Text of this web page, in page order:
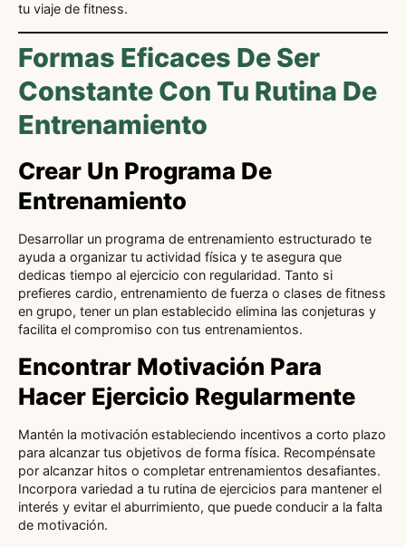
tu viaje de fitness.
Formas Eficaces De Ser
Constante Con Tu Rutina De
Entrenamiento
Crear Un Programa De
Entrenamiento
Desarrollar un programa de entrenamiento estructurado te
ayuda a organizar tu actividad física y te asegura que
dedicas tiempo al ejercicio con regularidad. Tanto si
prefieres cardio, entrenamiento de fuerza o clases de fitness
en grupo, tener un plan establecido elimina las conjeturas y
facilita el compromiso con tus entrenamientos.
Encontrar Motivación Para
Hacer Ejercicio Regularmente
Mantén la motivación estableciendo incentivos a corto plazo
para alcanzar tus objetivos de forma física. Recompénsate
por alcanzar hitos o completar entrenamientos desafiantes.
Incorpora variedad a tu rutina de ejercicios para mantener el
interés y evitar el aburrimiento, que puede conducir a la falta
de motivación.